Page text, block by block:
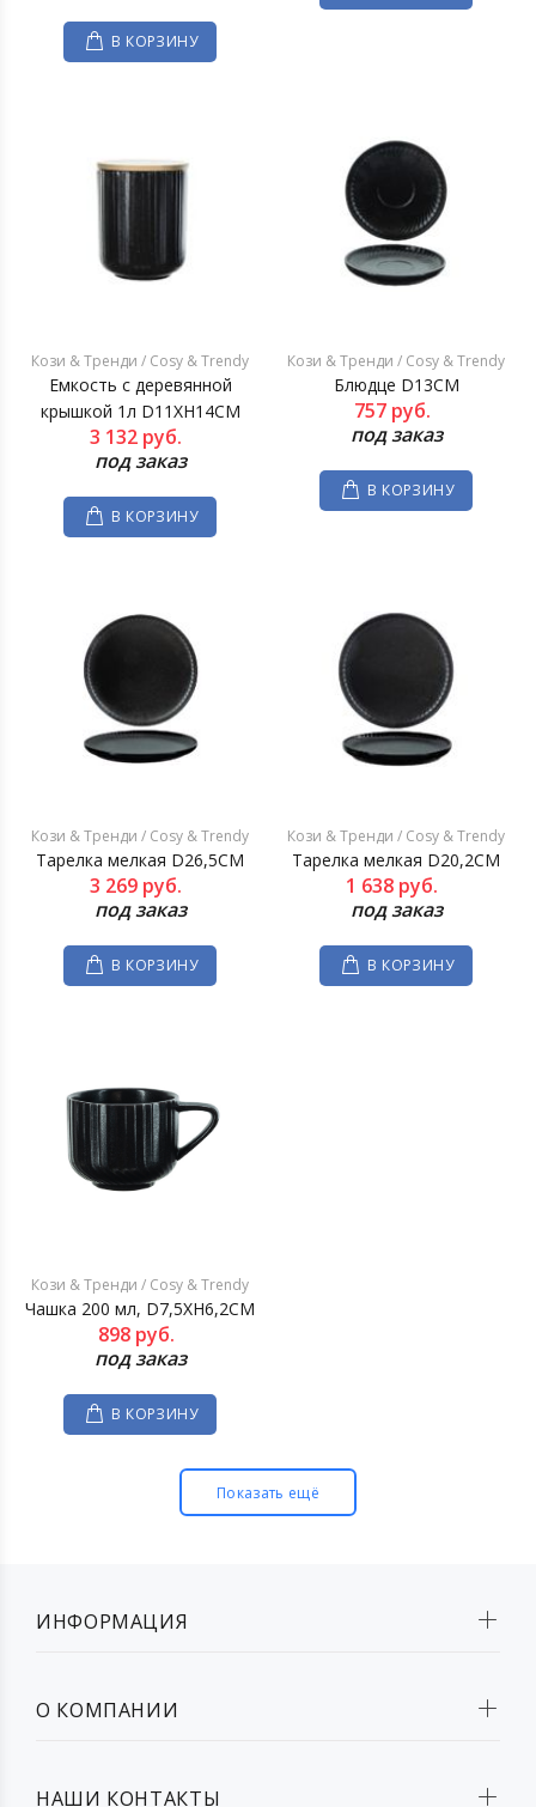
В КОРЗИНУ
Кози & Тренди / Cosy & Trendy
Емкость с деревянной
крышкой 1л D11XH14CM
3 132 руб.
под заказ
В КОРЗИНУ
Кози & Тренди / Cosy & Trendy
Блюдце D13CM
757 руб.
под заказ
В КОРЗИНУ
Кози & Тренди / Cosy & Trendy
Тарелка мелкая D26,5CM
3 269 руб.
под заказ
В КОРЗИНУ
Кози & Тренди / Cosy & Trendy
Тарелка мелкая D20,2CM
1 638 руб.
под заказ
В КОРЗИНУ
Кози & Тренди / Cosy & Trendy
Чашка 200 мл, D7,5XH6,2CM
898 руб.
под заказ
В КОРЗИНУ
Показать ещё
ИНФОРМАЦИЯ
О КОМПАНИИ
НАШИ КОНТАКТЫ